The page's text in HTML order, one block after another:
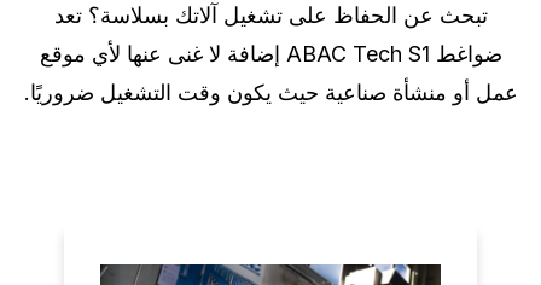
تبحث عن الحفاظ على تشغيل آلاتك بسلاسة؟ تعد
ضواغط ABAC Tech S1 إضافة لا غنى عنها لأي موقع
عمل أو منشأة صناعية حيث يكون وقت التشغيل ضروريًا.